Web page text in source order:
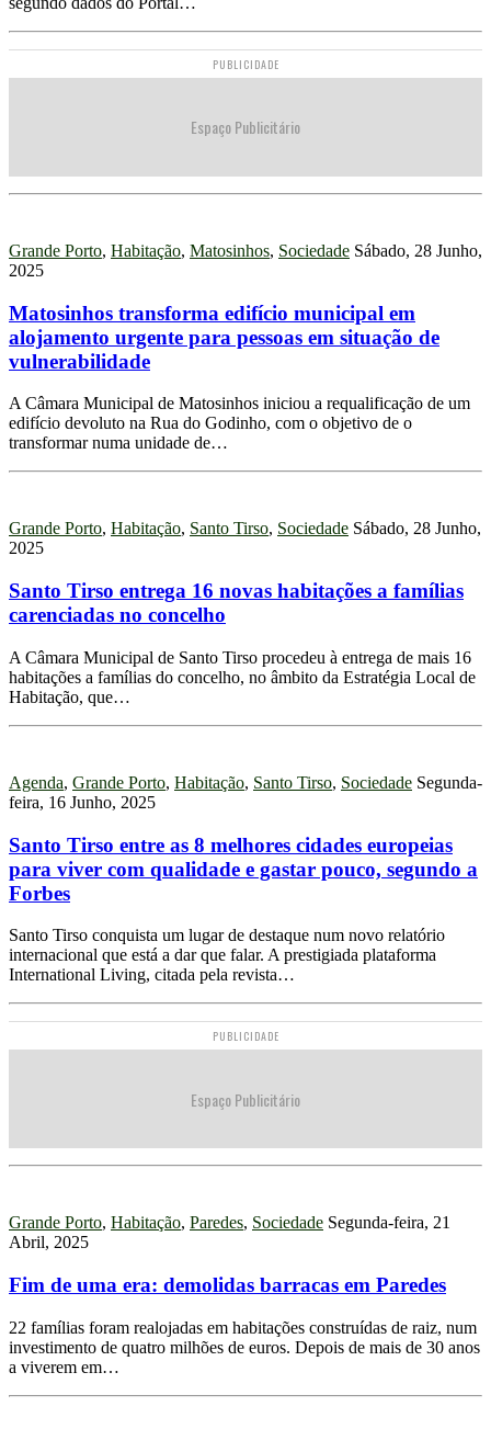
PUBLICIDADE
Espaço Publicitário
Grande Porto, Habitação, Matosinhos, Sociedade Sábado, 28 Junho,
2025
Matosinhos transforma edifício municipal em
alojamento urgente para pessoas em situação de
vulnerabilidade
A Câmara Municipal de Matosinhos iniciou a requalificação de um
edifício devoluto na Rua do Godinho, com o objetivo de o
transformar numa unidade de…
Grande Porto, Habitação, Santo Tirso, Sociedade Sábado, 28 Junho,
2025
Santo Tirso entrega 16 novas habitações a famílias
carenciadas no concelho
A Câmara Municipal de Santo Tirso procedeu à entrega de mais 16
habitações a famílias do concelho, no âmbito da Estratégia Local de
Habitação, que…
Agenda, Grande Porto, Habitação, Santo Tirso, Sociedade Segunda-
feira, 16 Junho, 2025
Santo Tirso entre as 8 melhores cidades europeias
para viver com qualidade e gastar pouco, segundo a
Forbes
Santo Tirso conquista um lugar de destaque num novo relatório
internacional que está a dar que falar. A prestigiada plataforma
International Living, citada pela revista…
PUBLICIDADE
Espaço Publicitário
Grande Porto, Habitação, Paredes, Sociedade Segunda-feira, 21
Abril, 2025
Fim de uma era: demolidas barracas em Paredes
22 famílias foram realojadas em habitações construídas de raiz, num
investimento de quatro milhões de euros. Depois de mais de 30 anos
a viverem em…